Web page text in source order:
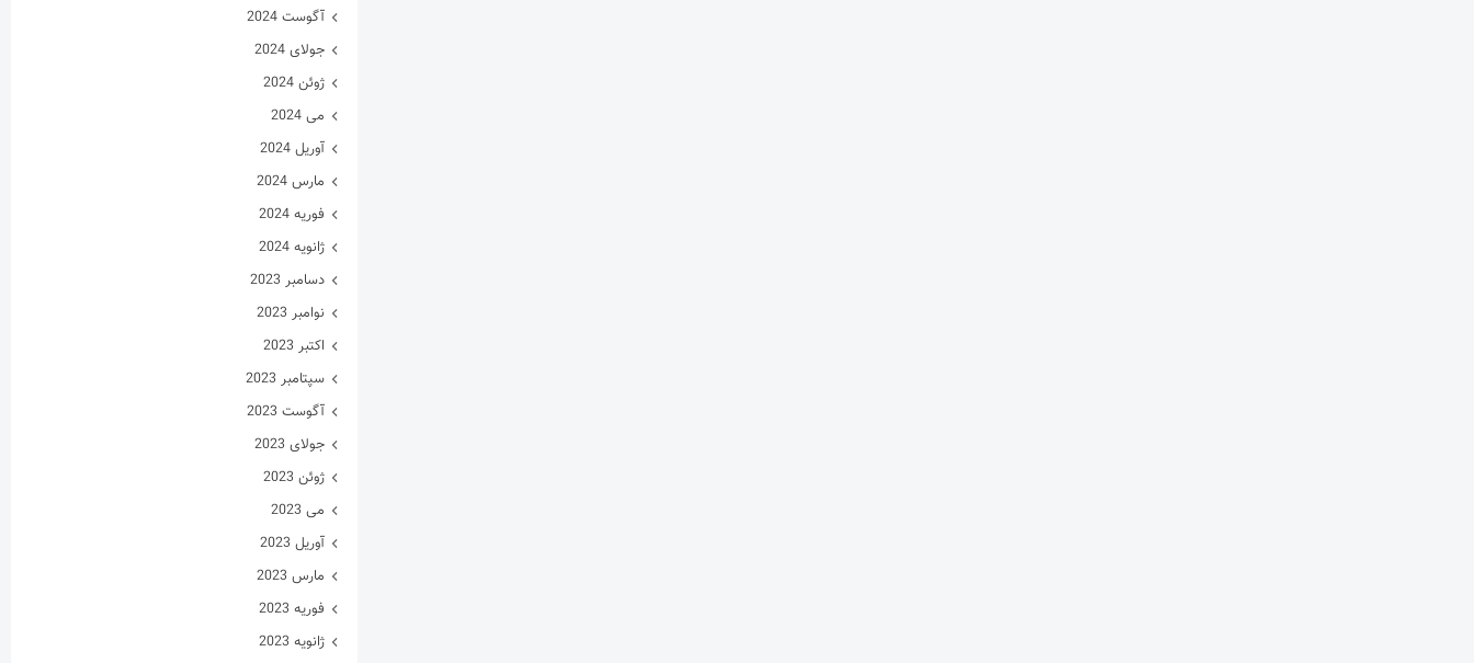
آگوست 2024
جولای 2024
ژوئن 2024
می 2024
آوریل 2024
مارس 2024
فوریه 2024
ژانویه 2024
دسامبر 2023
نوامبر 2023
اکتبر 2023
سپتامبر 2023
آگوست 2023
جولای 2023
ژوئن 2023
می 2023
آوریل 2023
مارس 2023
فوریه 2023
ژانویه 2023